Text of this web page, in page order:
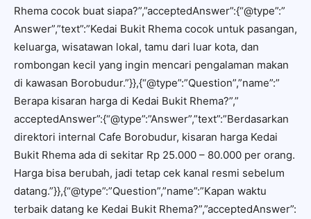
Rhema cocok buat siapa?”,”acceptedAnswer”:{“@type”:”
Answer”,”text”:”Kedai Bukit Rhema cocok untuk pasangan,
keluarga, wisatawan lokal, tamu dari luar kota, dan
rombongan kecil yang ingin mencari pengalaman makan
di kawasan Borobudur.”}},{“@type”:”Question”,”name”:”
Berapa kisaran harga di Kedai Bukit Rhema?”,”
acceptedAnswer”:{“@type”:”Answer”,”text”:”Berdasarkan
direktori internal Cafe Borobudur, kisaran harga Kedai
Bukit Rhema ada di sekitar Rp 25.000 – 80.000 per orang.
Harga bisa berubah, jadi tetap cek kanal resmi sebelum
datang.”}},{“@type”:”Question”,”name”:”Kapan waktu
terbaik datang ke Kedai Bukit Rhema?”,”acceptedAnswer”: